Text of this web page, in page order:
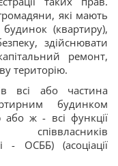
які мають
(квартиру),
здійснювати
ремонт,
територію.
всі або частина
будинком
або ж - всі функції
- ОСББ) (асоціації